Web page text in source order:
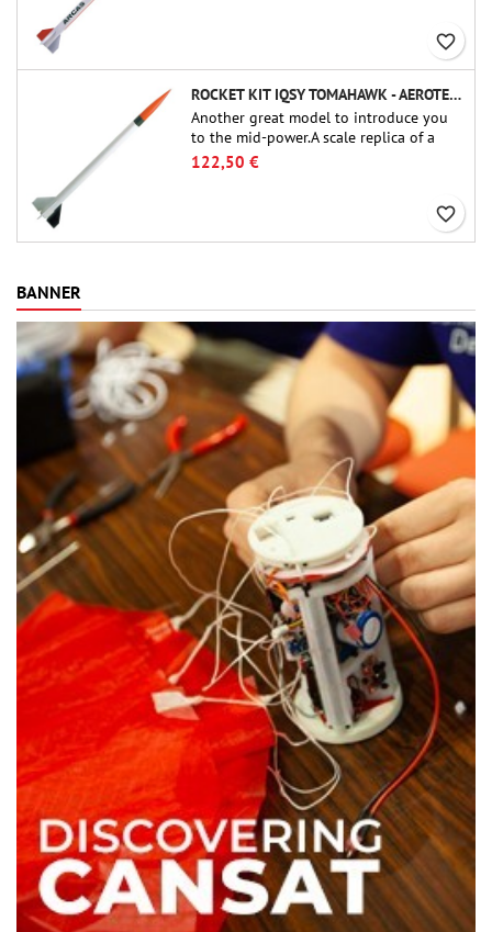
the most famous sounding-rocket ever.
favorite_border
ROCKET KIT IQSY TOMAHAWK - AEROTECH
Another great model to introduce you
to the mid-power.A scale replica of a
famous sounding rocket, small in size
and peefect to move to higher-level kits.
122,50 €
favorite_border
BANNER